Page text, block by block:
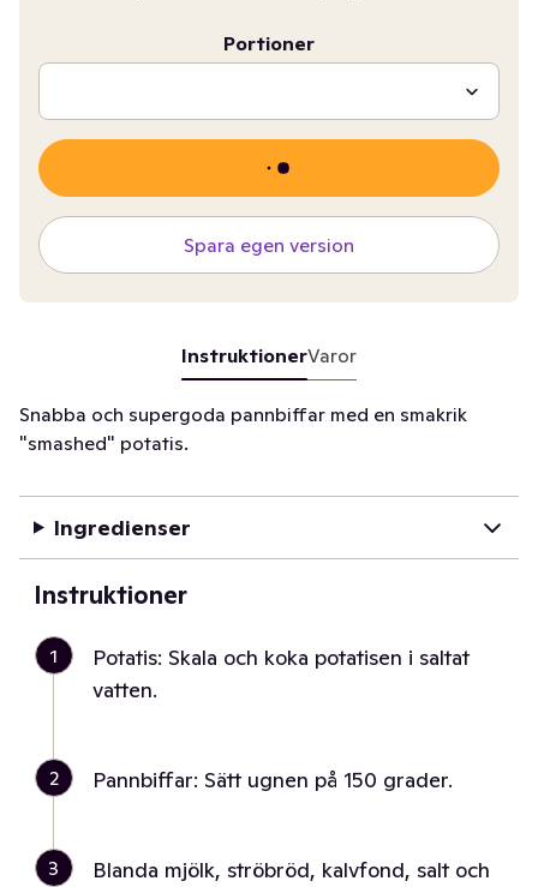
Portioner
Spara egen version
InstruktionerVaror
Snabba och supergoda pannbiffar med en smakrik
"smashed" potatis.
Ingredienser
Instruktioner
1
Potatis: Skala och koka potatisen i saltat
vatten.
2 Pannbiffar: Sätt ugnen på 150 grader.
3
Blanda mjölk, ströbröd, kalvfond, salt och